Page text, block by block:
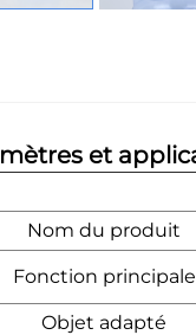
et
Nom du produit
Fonction principale
Objet adapté